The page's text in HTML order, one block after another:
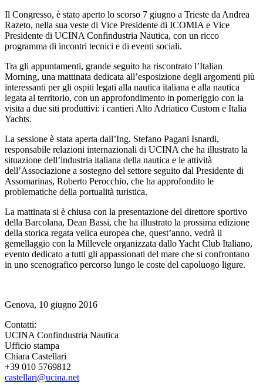
Il Congresso, è stato aperto lo scorso 7 giugno a Trieste da Andrea
Razeto, nella sua veste di Vice Presidente di ICOMIA e Vice
Presidente di UCINA Confindustria Nautica, con un ricco
programma di incontri tecnici e di eventi sociali.
Tra gli appuntamenti, grande seguito ha riscontrato l’Italian
Morning, una mattinata dedicata all’esposizione degli argomenti più
interessanti per gli ospiti legati alla nautica italiana e alla nautica
legata al territorio, con un approfondimento in pomeriggio con la
visita a due siti produttivi: i cantieri Alto Adriatico Custom e Italia
Yachts.
La sessione è stata aperta dall’Ing. Stefano Pagani Isnardi,
responsabile relazioni internazionali di UCINA che ha illustrato la
situazione dell’industria italiana della nautica e le attività
dell’Associazione a sostegno del settore seguito dal Presidente di
Assomarinas, Roberto Perocchio, che ha approfondito le
problematiche della portualità turistica.
La mattinata si è chiusa con la presentazione del direttore sportivo
della Barcolana, Dean Bassi, che ha illustrato la prossima edizione
della storica regata velica europea che, quest’anno, vedrà il
gemellaggio con la Millevele organizzata dallo Yacht Club Italiano,
evento dedicato a tutti gli appassionati del mare che si confrontano
in uno scenografico percorso lungo le coste del capoluogo ligure.
Genova, 10 giugno 2016
Contatti:
UCINA Confindustria Nautica
Ufficio stampa
Chiara Castellari
+39 010 5769812
castellari@ucina.net